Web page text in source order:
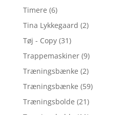
Timere (6)
Tina Lykkegaard (2)
Tøj - Copy (31)
Trappemaskiner (9)
Træningsbænke (2)
Træningsbænke (59)
Træningsbolde (21)